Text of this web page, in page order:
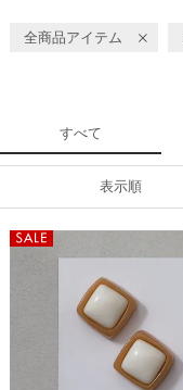
全商品アイテム
すべて
表示順